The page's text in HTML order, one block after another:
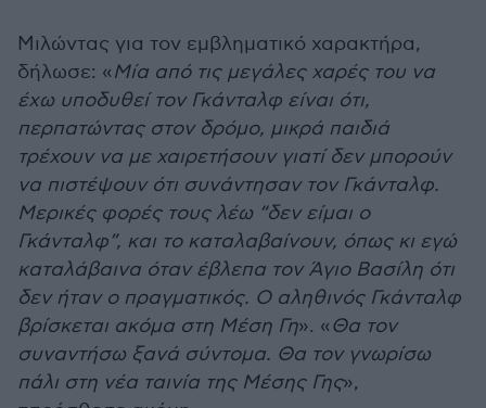
Μιλώντας για τον εμβληματικό χαρακτήρα,
δήλωσε: «Μία από τις μεγάλες χαρές του να
έχω υποδυθεί τον Γκάνταλφ είναι ότι,
περπατώντας στον δρόμο, μικρά παιδιά
τρέχουν να με χαιρετήσουν γιατί δεν μπορούν
να πιστέψουν ότι συνάντησαν τον Γκάνταλφ.
Μερικές φορές τους λέω “δεν είμαι ο
Γκάνταλφ”, και το καταλαβαίνουν, όπως κι εγώ
καταλάβαινα όταν έβλεπα τον Άγιο Βασίλη ότι
δεν ήταν ο πραγματικός. Ο αληθινός Γκάνταλφ
βρίσκεται ακόμα στη Μέση Γη». «Θα τον
συναντήσω ξανά σύντομα. Θα τον γνωρίσω
πάλι στη νέα ταινία της Μέσης Γης»,